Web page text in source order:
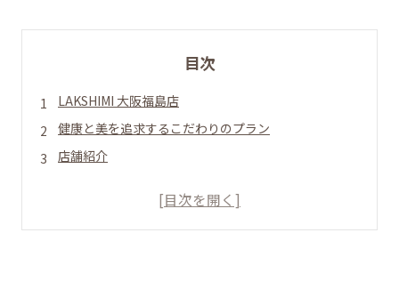
目次
LAKSHIMI 大阪福島店
健康と美を追求するこだわりのプラン
店舗紹介
補助金活用で始める習い事支援の新しい形